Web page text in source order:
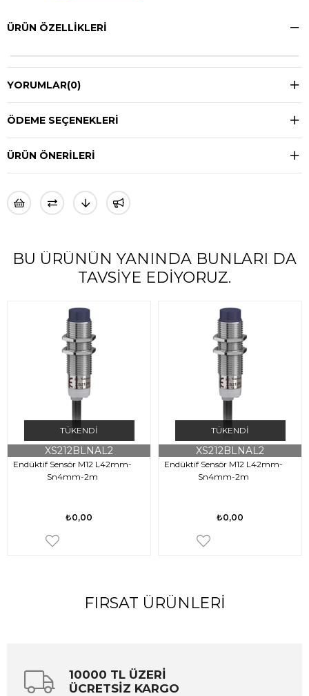
ÜRÜN ÖZELLIKLERI
YORUMLAR(0)
ÖDEME SEÇENEKLERI
ÜRÜN ÖNERILERI
BU ÜRÜNÜN YANINDA BUNLARI DA
TAVSIYE EDIYORUZ.
TÜKENDI
Endüktif Sensör M12 L42mm-
Sn4mm-2m
XS212BLNAL2
₺0,00
TÜKENDI
Endüktif Sensör M12 L42mm-
Sn4mm-2m
XS212BLNAL2
₺0,00
FIRSAT ÜRÜNLERI
10000 TL ÜZERİ
ÜCRETSİZ KARGO